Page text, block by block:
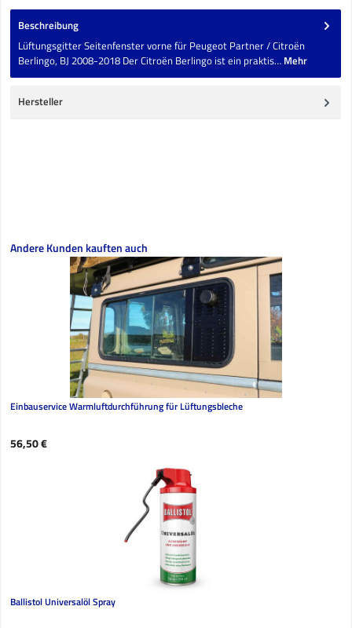
Beschreibung
Lüftungsgitter Seitenfenster vorne für Peugeot Partner / Citroën
Berlingo, BJ 2008-2018 Der Citroën Berlingo ist ein praktis… Mehr
Hersteller
Produktgalerie überspringen
Andere Kunden kauften auch
Einbauservice Warmluftdurchführung für Lüftungsbleche
Regulärer Preis:
56,50 €
Ballistol Universalöl Spray